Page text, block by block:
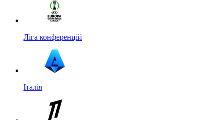
Ліга конференцій
Італія